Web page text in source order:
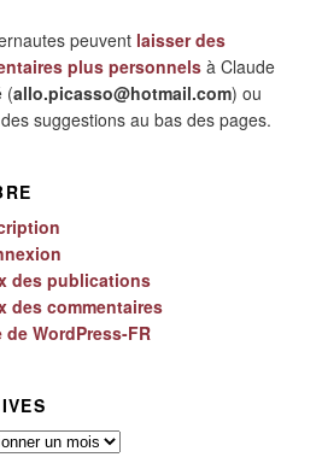
peuvent laisser des
plus personnels à Claude
(allo.picasso@hotmail.com) ou
suggestions au bas des pages.
des publications
des commentaires
de WordPress-FR